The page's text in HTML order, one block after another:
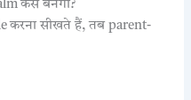
कैसे बनेगा?
करना सीखते हैं, तब parent-